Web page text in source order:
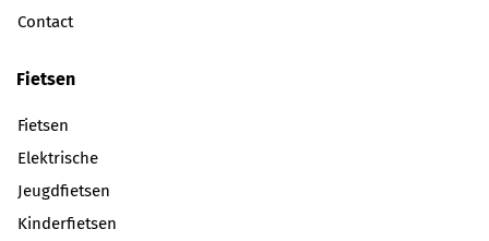
Contact
Fietsen
Fietsen
Elektrische
Jeugdfietsen
Kinderfietsen